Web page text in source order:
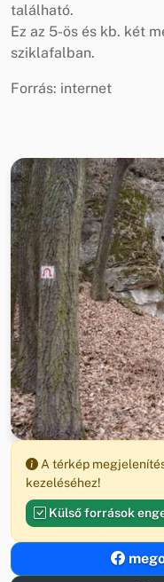
található.
Ez az 5-ös és kb. két
sziklafalban.
Forrás: internet
A térkép
kezeléséhez!
Külső források